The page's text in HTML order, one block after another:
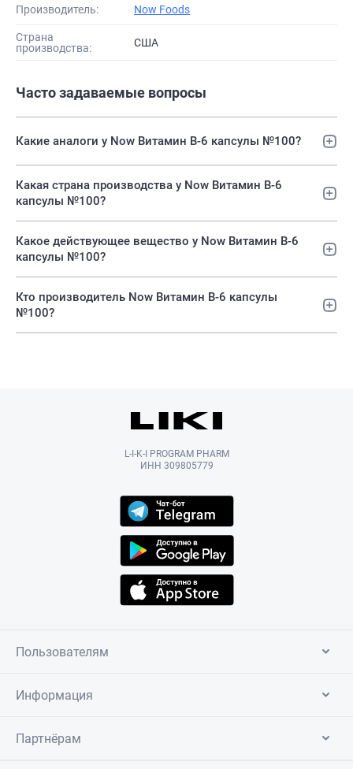
Производитель: Now Foods
Страна
производства:
США
Часто задаваемые вопросы
Какие аналоги у Now Витамин В-6 капсулы №100?
Какая страна производства у Now Витамин В-6
капсулы №100?
Какое действующее вещество у Now Витамин В-6
капсулы №100?
Кто производитель Now Витамин В-6 капсулы
№100?
L-I-K-I PROGRAM PHARM
ИНН 309805779
Пользователям
Информация
Партнёрам